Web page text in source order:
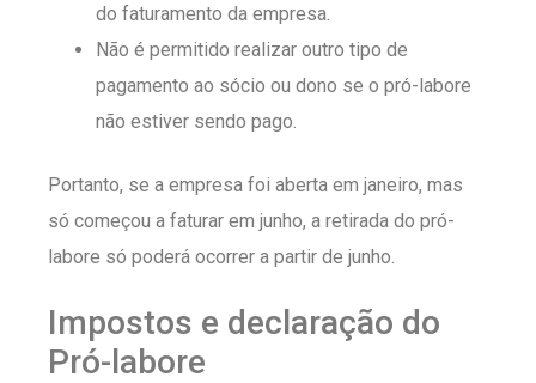
do faturamento da empresa.
Não é permitido realizar outro tipo de
pagamento ao sócio ou dono se o pró-labore
não estiver sendo pago.
Portanto, se a empresa foi aberta em janeiro, mas
só começou a faturar em junho, a retirada do pró-
labore só poderá ocorrer a partir de junho.
Impostos e declaração do
Pró-labore